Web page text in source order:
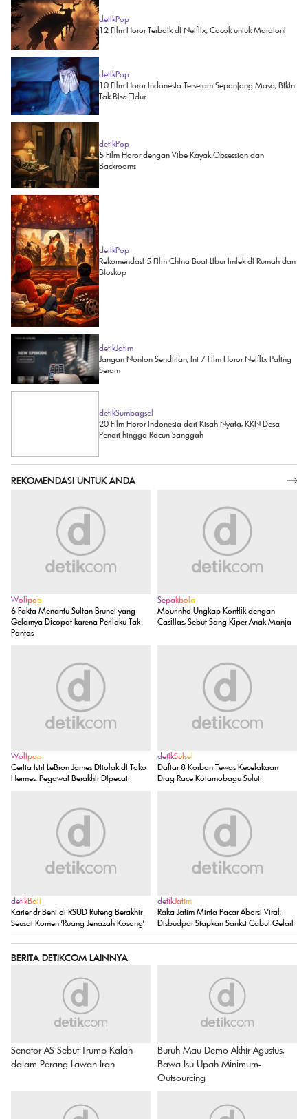
detikPop
12 Film Horor Terbaik di Netflix, Cocok untuk Maraton!
detikPop
10 Film Horor Indonesia Terseram Sepanjang Masa, Bikin
Tak Bisa Tidur
detikPop
5 Film Horor dengan Vibe Kayak Obsession dan
Backrooms
detikPop
Rekomendasi 5 Film China Buat Libur Imlek di Rumah dan
Bioskop
detikJatim
Jangan Nonton Sendirian, Ini 7 Film Horor Netflix Paling
Seram
detikSumbagsel
20 Film Horor Indonesia dari Kisah Nyata, KKN Desa
Penari hingga Racun Sanggah
REKOMENDASI UNTUK ANDA
Wolipop
6 Fakta Menantu Sultan Brunei yang
Gelarnya Dicopot karena Perilaku Tak
Pantas
Sepakbola
Mourinho Ungkap Konflik dengan
Casillas, Sebut Sang Kiper Anak Manja
Wolipop
Cerita Istri LeBron James Ditolak di Toko
Hermes, Pegawai Berakhir Dipecat
detikSulsel
Daftar 8 Korban Tewas Kecelakaan
Drag Race Kotamobagu Sulut
detikBali
Karier dr Beni di RSUD Ruteng Berakhir
Seusai Komen 'Ruang Jenazah Kosong'
detikJatim
Raka Jatim Minta Pacar Aborsi Viral,
Disbudpar Siapkan Sanksi Cabut Gelar!
BERITA DETIKCOM LAINNYA
Senator AS Sebut Trump Kalah
dalam Perang Lawan Iran
Buruh Mau Demo Akhir Agustus,
Bawa Isu Upah Minimum-
Outsourcing